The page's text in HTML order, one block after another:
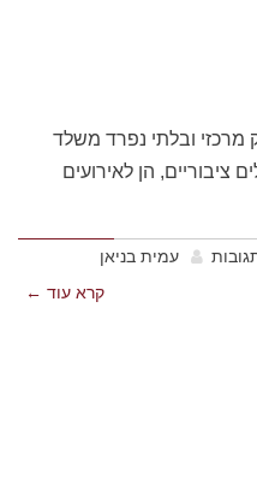
מרכזי ובלתי נפרד משלד
ציבוריים, הן לאירועים
עמית בניאן
קרא עוד ←